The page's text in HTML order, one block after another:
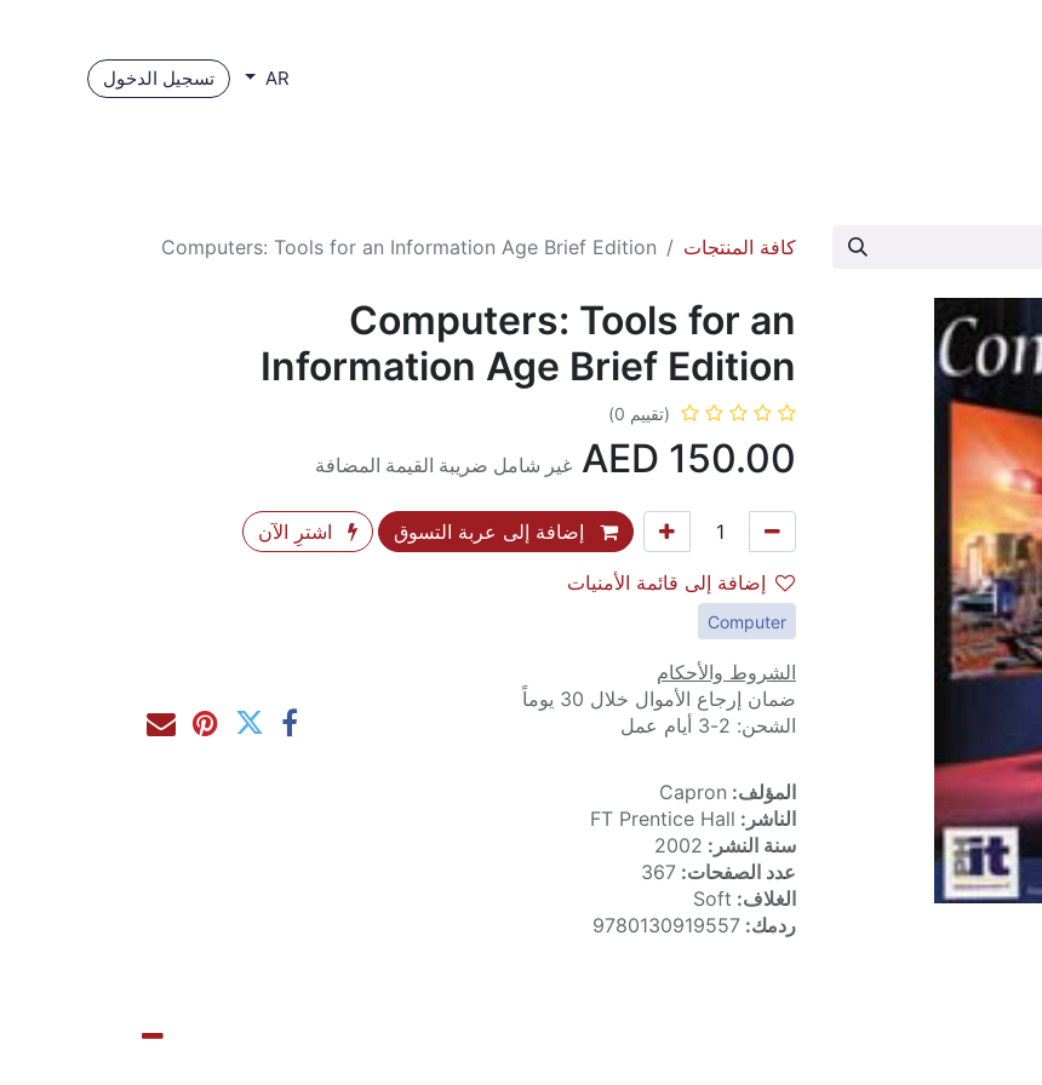
AR تسجيل الدخول
كافة المنتجات Computers: Tools for an Information Age Brief Edition
Computers: Tools for an
Information Age Brief Edition
(تقييم 0)
150.00 غير شامل ضريبة القيمة المضافة
إضافة إلى عربة التسوق اشترِ الآن
إضافة إلى قائمة الأمنيات
Computer
الشروط والأحكام
ضمان إرجاع الأموال خلال 30 يوماً
الشحن: 2-3 أيام عمل
المؤلف: Capron
الناشر: FT Prentice Hall
سنة النشر: 2002
عدد الصفحات: 367
الغلاف: Soft
ردمك: 9780130919557